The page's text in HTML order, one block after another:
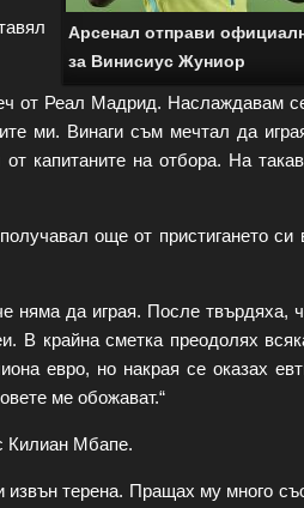
Арсенал отправи
за Винисиус Жуниор
от Реал Мадрид. Наслаждавам
ми. Винаги съм мечтал да
капитаните на отбора. На
още от пристигането си
няма да играя. После твърдяха,
В крайна сметка преодолях
евро, но накрая се оказах
ме обожават.“
Килиан Мбапе.
извън терена. Пращах му много